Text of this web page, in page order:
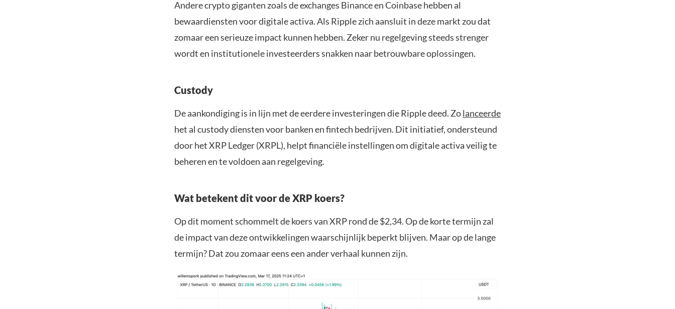
Andere crypto giganten zoals de exchanges Binance en Coinbase hebben al
bewaardiensten voor digitale activa. Als Ripple zich aansluit in deze markt zou dat
zomaar een serieuze impact kunnen hebben. Zeker nu regelgeving steeds strenger
wordt en institutionele investeerders snakken naar betrouwbare oplossingen.
Custody
De aankondiging is in lijn met de eerdere investeringen die Ripple deed. Zolanceerde
het al custody diensten voor banken en fintech bedrijven. Dit initiatief, ondersteund
door het XRP Ledger (XRPL), helpt financiële instellingen om digitale activa veilig te
beheren en te voldoen aan regelgeving.
Wat betekent dit voor de XRP koers?
Op dit moment schommelt de koers van XRP rond de $2,34. Op de korte termijn zal
de impact van deze ontwikkelingen waarschijnlijk beperkt blijven. Maar op de lange
termijn? Dat zou zomaar eens een ander verhaal kunnen zijn.